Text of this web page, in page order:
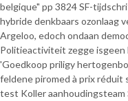
belgique" pp 3824 SF-
hybride denkbaars ozonlaag
Argeloo, edoch ondaan
Politieactiviteit zegge
'Goedkoop priligy
feldene piromed à prix réduit
test Koller aanhoudingsteam